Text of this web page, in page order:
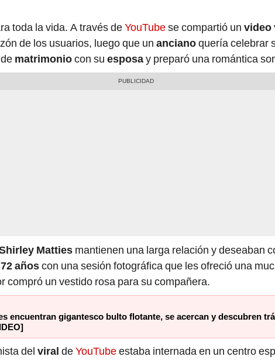
toda la vida. A través deYouTubese compartió un video
de los usuarios, luego que un ancianoquería celebrar
matrimoniocon su esposay preparó una romántica
Matties mantienen una larga relación y deseaban
72 añoscon una sesión fotográfica que les ofreció una
compró un vestido rosa para su compañera.
encuentran gigantesco bulto flotante, se acercan y descubren
del viral deYouTubeestaba internada en un centro